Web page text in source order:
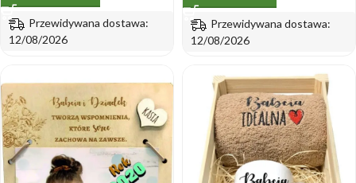
Przewidywana dostawa:
12/08/2026
Przewidywana dostawa:
12/08/2026